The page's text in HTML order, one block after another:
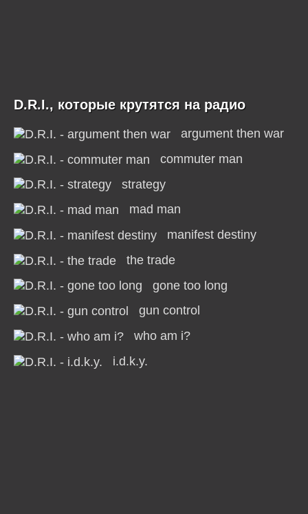
D.R.I., которые крутятся на радио
argument then war
commuter man
strategy
mad man
manifest destiny
the trade
gone too long
gun control
who am i?
i.d.k.y.